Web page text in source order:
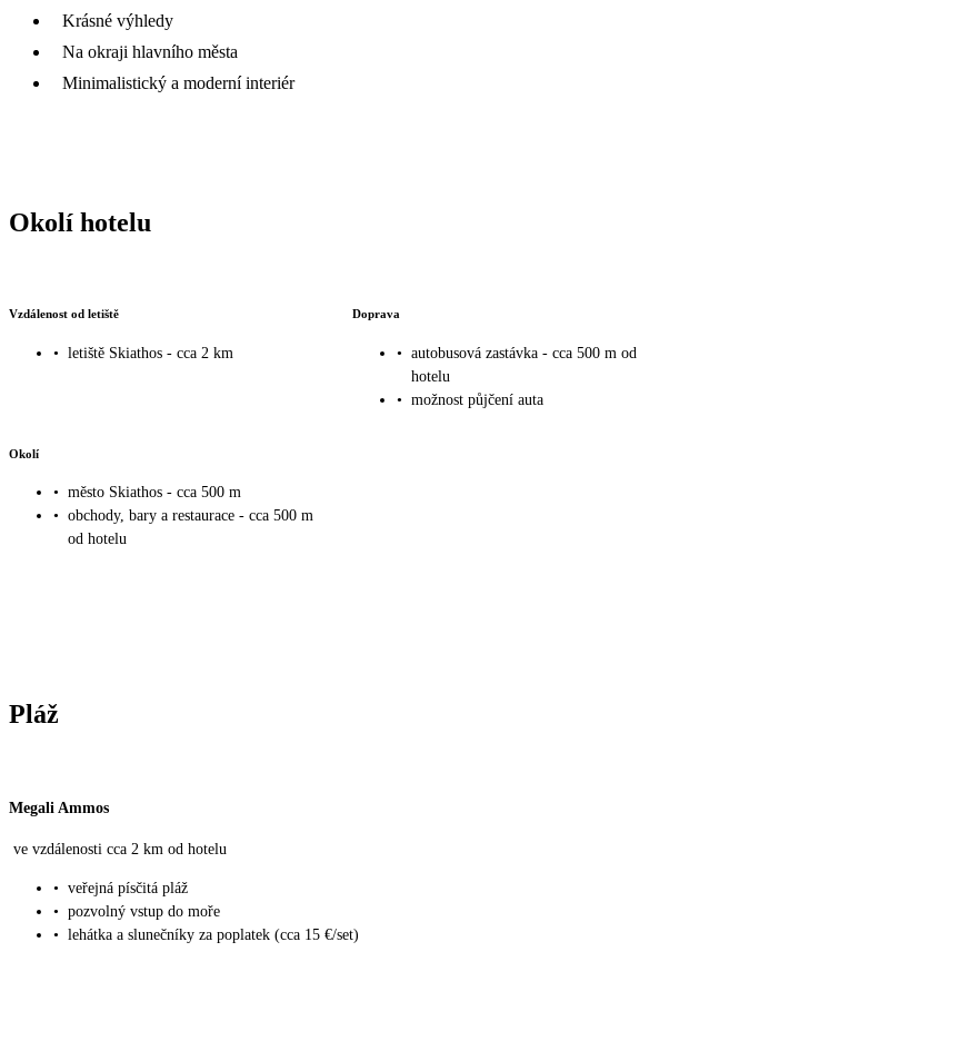
Krásné výhledy
Na okraji hlavního města
Minimalistický a moderní interiér
Okolí hotelu
Vzdálenost od letiště
• letiště Skiathos - cca 2 km
Doprava
• autobusová zastávka - cca 500 m od
hotelu
• možnost půjčení auta
Okolí
• město Skiathos - cca 500 m
• obchody, bary a restaurace - cca 500 m
od hotelu
Pláž
Megali Ammos
ve vzdálenosti cca 2 km od hotelu
• veřejná písčitá pláž
• pozvolný vstup do moře
• lehátka a slunečníky za poplatek (cca 15 €/set)